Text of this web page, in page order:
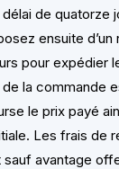
de quatorze
ensuite d’un
pour expédier
la commande
le prix payé
Les frais de
sauf avantage